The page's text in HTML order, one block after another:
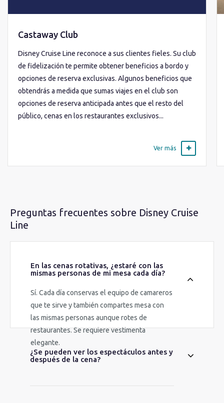
Castaway Club
Disney Cruise Line reconoce a sus clientes fieles. Su club
de fidelización te permite obtener beneficios a bordo y
opciones de reserva exclusivas. Algunos beneficios que
obtendrás a medida que sumas viajes en el club son
opciones de reserva anticipada antes que el resto del
público, cenas en los restaurantes exclusivos...
Ver más
Preguntas frecuentes sobre Disney Cruise
Line
En las cenas rotativas, ¿estaré con las
mismas personas de mi mesa cada día?
Sí. Cada día conservas el equipo de camareros
que te sirve y también compartes mesa con
las mismas personas aunque rotes de
restaurantes. Se requiere vestimenta
elegante.
¿Se pueden ver los espectáculos antes y
después de la cena?